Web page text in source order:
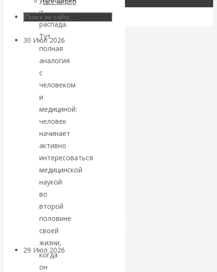
Центробанков?
30 Июл 2026
экономика
Валентин
Катасонов.
Искусственный
интеллект —
революционный
переход к
посткапитализму
29 Июл 2026
финансовая олигархия
и
распада.
Тут
полная
аналогия
с
человеком
и
медициной:
человек
начинает
активно
интересоваться
медицинской
наукой
во
второй
половине
своей
жизни,
когда
он